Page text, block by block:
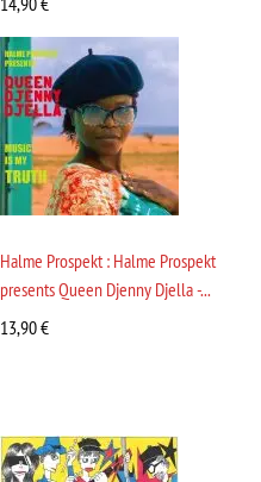
Halme Prospekt : Halme Prospekt
presents Queen Djenny Djella -...
13,90€